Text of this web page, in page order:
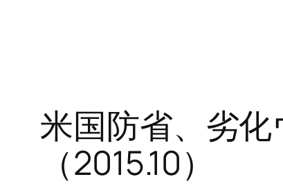
米国防省、劣
（2015.10）